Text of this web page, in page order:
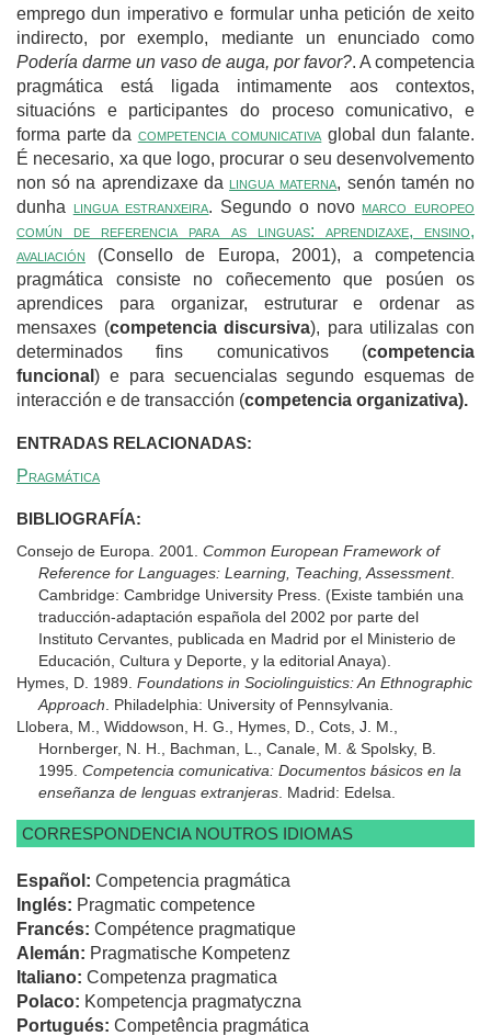
emprego dun imperativo e formular unha petición de xeito
indirecto, por exemplo, mediante un enunciado como
Podería darme un vaso de auga, por favor?. A competencia
pragmática está ligada intimamente aos contextos,
situacións e participantes do proceso comunicativo, e
forma parte da competencia comunicativa global dun falante.
É necesario, xa que logo, procurar o seu desenvolvemento
non só na aprendizaxe da lingua materna, senón tamén no
dunha lingua estranxeira. Segundo o novo marco europeo
común de referencia para as linguas: aprendizaxe, ensino,
avaliación (Consello de Europa, 2001), a competencia
pragmática consiste no coñecemento que posúen os
aprendices para organizar, estruturar e ordenar as
mensaxes (competencia discursiva), para utilizalas con
determinados fins comunicativos (competencia
funcional ) e para secuencialas segundo esquemas de
interacción e de transacción (competencia organizativa).
ENTRADAS RELACIONADAS:
Pragmática
BIBLIOGRAFÍA:
Consejo de Europa. 2001. Common European Framework of
Reference for Languages: Learning, Teaching, Assessment.
Cambridge: Cambridge University Press. (Existe también una
traducción-adaptación española del 2002 por parte del
Instituto Cervantes, publicada en Madrid por el Ministerio de
Educación, Cultura y Deporte, y la editorial Anaya).
Hymes, D. 1989. Foundations in Sociolinguistics: An Ethnographic
Approach . Philadelphia: University of Pennsylvania.
Llobera, M., Widdowson, H. G., Hymes, D., Cots, J. M.,
Hornberger, N. H., Bachman, L., Canale, M. & Spolsky, B.
1995. Competencia comunicativa: Documentos básicos en la
enseñanza de lenguas extranjeras . Madrid: Edelsa.
CORRESPONDENCIA NOUTROS IDIOMAS
Español: Competencia pragmática
Inglés: Pragmatic competence
Francés: Compétence pragmatique
Alemán: Pragmatische Kompetenz
Italiano: Competenza pragmatica
Polaco: Kompetencja pragmatyczna
Portugués: Competência pragmática